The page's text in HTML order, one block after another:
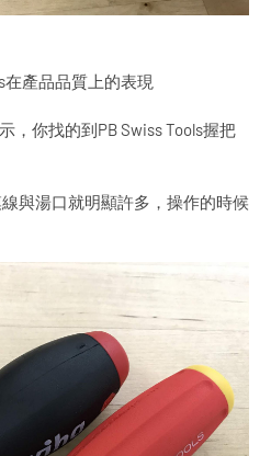
在產品品質上的表現
，你找的到PB Swiss Tools握把
與湯口就明顯許多，操作的時候